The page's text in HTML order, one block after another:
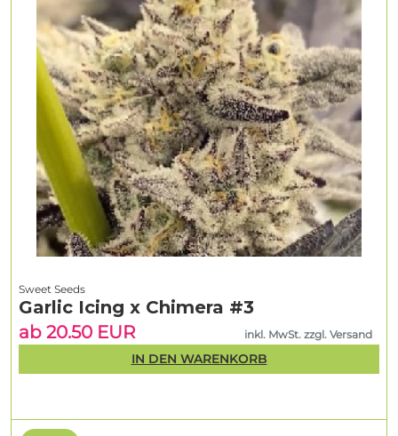
Sweet Seeds
Garlic Icing x Chimera #3
ab 20.50 EUR
inkl. MwSt. zzgl. Versand
IN DEN WARENKORB